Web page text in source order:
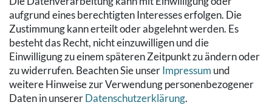
aufgrund eines berechtigten Interesses erfolgen. Die
Zustimmung kann erteilt oder abgelehnt werden. Es
besteht das Recht, nicht einzuwilligen und die
Einwilligung zu einem späteren Zeitpunkt zu ändern oder
zu widerrufen. Beachten Sie unserImpressum und
weitere Hinweise zur Verwendung personenbezogener
Daten in unsererDaten­schutz­erklärung.
Kontakt
Datenschutzerklärung
AGB
Impressum
Hinweise zur Batterieentsorgung
Widerrufs­recht